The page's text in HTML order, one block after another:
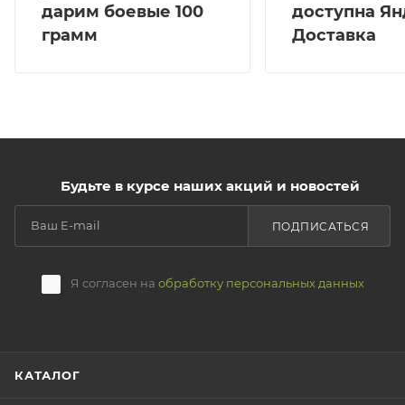
дарим боевые 100
грамм
доступна
Доставка
Будьте в курсе наших акций и новостей
Я согласен на обработку персональных данных
ПОДПИСАТЬСЯ
КАТАЛОГ